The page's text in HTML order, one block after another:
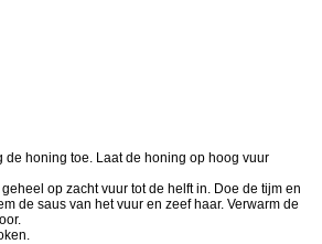
honing toe. Laat de honing op hoog vuur
op zacht vuur tot de helft in. Doe de tijm en
de saus van het vuur en zeef haar. Verwarm de